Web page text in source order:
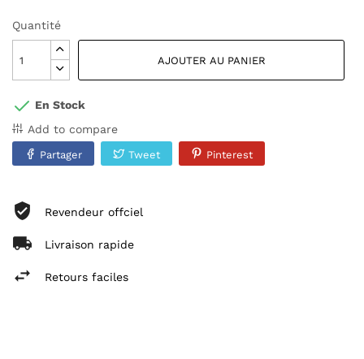
Quantité
AJOUTER AU PANIER
En Stock
Add to compare
Partager Tweet Pinterest
Revendeur offciel
Livraison rapide
Retours faciles